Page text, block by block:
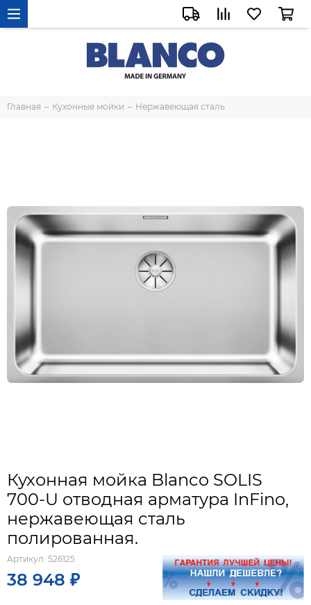
Главная Кухонные мойки Нержавеющая сталь
Кухонная мойка Blanco SOLIS
700-U отводная арматура InFino,
нержавеющая сталь
полированная.
Артикул: 526125
38 948 ₽